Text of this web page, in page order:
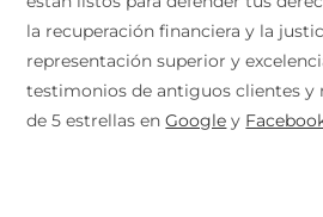
la recuperación financiera y la
representación superior y
testimonios de antiguos clientes y
de 5 estrellas enGoogle y